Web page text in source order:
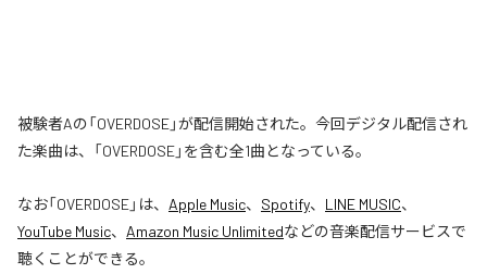
被験者Aの「OVERDOSE」が配信開始された。今回デジタル配信され
た楽曲は、「OVERDOSE」を含む全1曲となっている。
なお「OVERDOSE」は、 Apple Music、 Spotify、 LINE MUSIC、
YouTube Music、 Amazon Music Unlimitedなどの音楽配信サービスで
聴くことができる。